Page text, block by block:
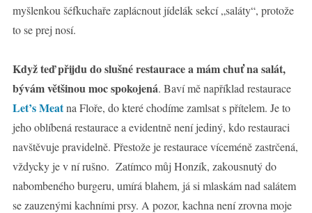
myšlenkou šéfkuchaře zaplácnout jídelák sekcí „saláty“, protože
to se prej nosí.
Když teď přijdu do slušné restaurace a mám chuť na salát,
bývám většinou moc spokojená. Baví mě například restaurace
Let’s Meatna Floře, do které chodíme zamlsat s přítelem. Je to
jeho oblíbená restaurace a evidentně není jediný, kdo restauraci
navštěvuje pravidelně. Přestože je restaurace víceméně zastrčená,
vždycky je v ní rušno. Zatímco můj Honzík, zakousnutý do
nabombeného burgeru, umírá blahem, já si mlaskám nad salátem
se zauzenými kachními prsy. A pozor, kachna není zrovna moje